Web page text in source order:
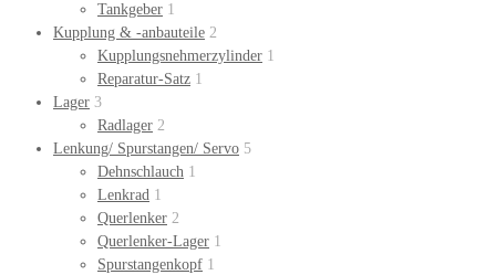
Tankgeber 1
Kupplung & -anbauteile 2
Kupplungsnehmerzylinder 1
Reparatur-Satz 1
Lager 3
Radlager 2
Lenkung/ Spurstangen/ Servo 5
Dehnschlauch 1
Lenkrad 1
Querlenker 2
Querlenker-Lager 1
Spurstangenkopf 1